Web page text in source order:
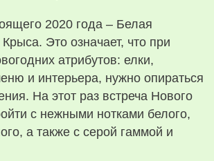
2020 года – Белая
Это означает, что при
атрибутов: елки,
и интерьера, нужно опираться
На этот раз встреча Нового
с нежными нотками белого,
а также с серой гаммой и